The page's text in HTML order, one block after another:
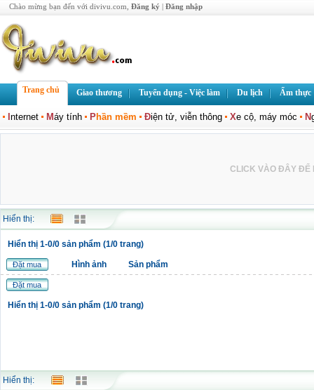
Chào mừng bạn đến với divivu.com, Đăng ký | Đăng nhập
Trang chủ Giao thương Tuyển dụng - Việc làm Du lịch Ẩm thực
nternet Máy tính Phần mềm Điện tử, viễn thông Xe cộ, máy móc N
CLICK VÀO ĐÂY ĐỂ
Hiển thị:
Hiển thị 1-0/0 sản phẩm (1/0 trang)
Đặt mua Hình ảnh Sản phẩm
Đặt mua
Hiển thị 1-0/0 sản phẩm (1/0 trang)
Hiển thị: